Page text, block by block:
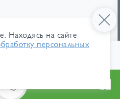
Находясь на сайте
персональных
площади
от 40 553 ₽/мес